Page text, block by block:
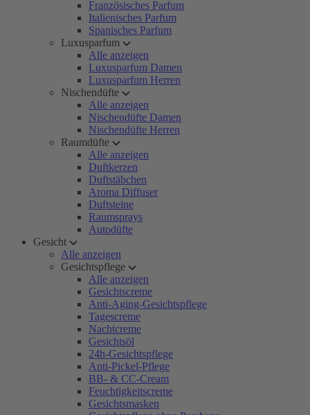
Französisches Parfum
Italienisches Parfum
Spanisches Parfum
Luxusparfum
Alle anzeigen
Luxusparfum Damen
Luxusparfum Herren
Nischendüfte
Alle anzeigen
Nischendüfte Damen
Nischendüfte Herren
Raumdüfte
Alle anzeigen
Duftkerzen
Duftstäbchen
Aroma Diffuser
Duftsteine
Raumsprays
Autodüfte
Gesicht
Alle anzeigen
Gesichtspflege
Alle anzeigen
Gesichtscreme
Anti-Aging-Gesichtspflege
Tagescreme
Nachtcreme
Gesichtsöl
24h-Gesichtspflege
Anti-Pickel-Pflege
BB- & CC-Cream
Feuchtigkeitscreme
Gesichtsmasken